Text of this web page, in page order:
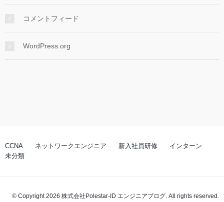
コメントフィード
WordPress.org
CCNA ネットワークエンジニア 新入社員研修
インターン
未分類
© Copyright 2026 株式会社Polestar-ID エンジニアブログ. All rights reserved.